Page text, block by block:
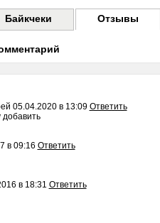
Байкчеки Отзывы
05.04.2020 в 13:09 Ответить
добавить
в 09:16 Ответить
в 18:31 Ответить